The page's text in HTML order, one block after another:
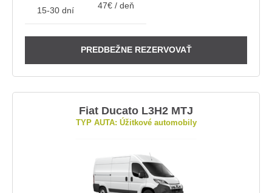
15-30 dní 47€ / deň
PREDBEŽNE REZERVOVAŤ
Fiat Ducato L3H2 MTJ
TYP AUTA: Úžitkové automobily